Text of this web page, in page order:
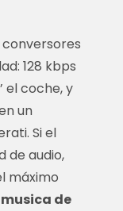
conversores
128 kbps
el coche, y
un
Si el
de audio,
máximo
de